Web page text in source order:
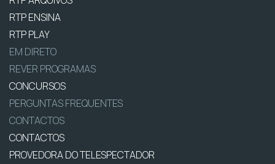
RTP ENSINA
RTP PLAY
EM DIRETO
REVER PROGRAMAS
CONCURSOS
PERGUNTAS FREQUENTES
CONTACTOS
CONTACTOS
PROVEDORA DO TELESPECTADOR